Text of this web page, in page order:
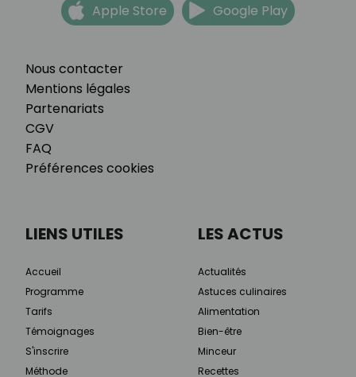
Nous contacter
Mentions légales
Partenariats
CGV
FAQ
Préférences cookies
Apple Store Google Play
LIENS UTILES
Accueil
Programme
Tarifs
Témoignages
S'inscrire
Méthode
LES ACTUS
Actualités
Astuces culinaires
Alimentation
Bien-être
Minceur
Recettes